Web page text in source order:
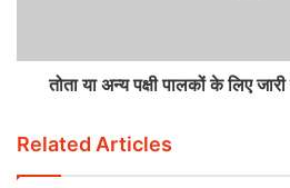
तोता या अन्य पक्षी पालकों के लिए
Related Articles